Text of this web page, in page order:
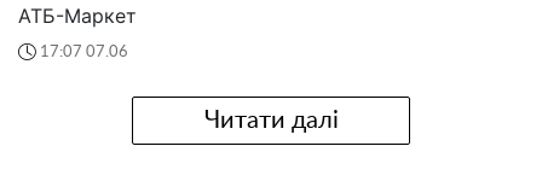
АТБ-Маркет
17:07 07.06
Читати далі